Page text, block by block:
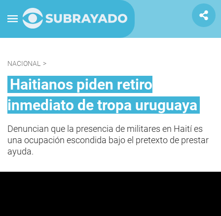
NACIONAL >
Haitianos piden retiro
inmediato de tropa uruguaya
Denuncian que la presencia de militares en Haití es
una ocupación escondida bajo el pretexto de prestar
ayuda.